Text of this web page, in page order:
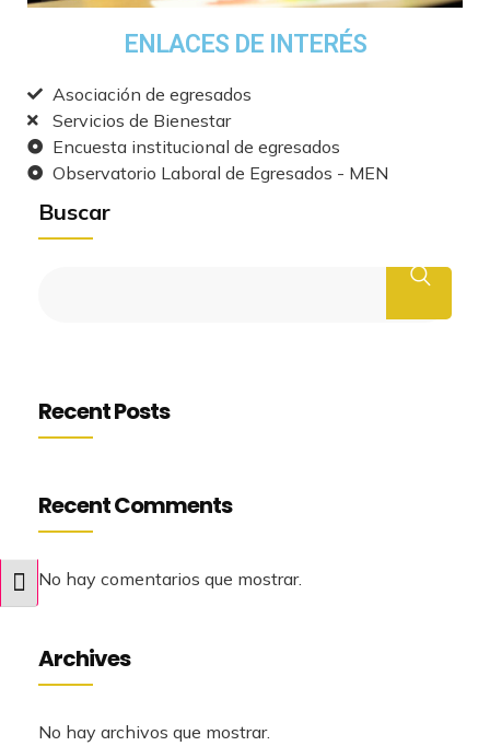
Alternar tamaño de letra
ENLACES DE INTERÉS
Asociación de egresados
Servicios de Bienestar
Encuesta institucional de egresados
Observatorio Laboral de Egresados - MEN
Buscar
Recent Posts
Recent Comments
No hay comentarios que mostrar.
Archives
No hay archivos que mostrar.